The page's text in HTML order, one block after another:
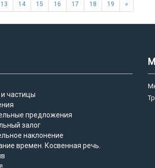
13 14 15 16 17 18 19 »
частицы
предложения
залог
наклонение
времен. Косвенная речь.